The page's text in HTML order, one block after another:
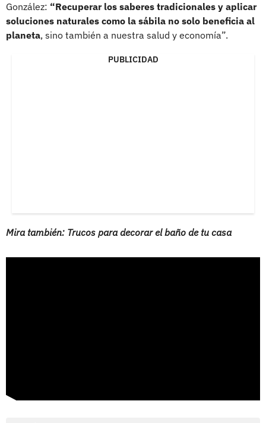
González: “Recuperar los saberes tradicionales y aplicar
soluciones naturales como la sábila no solo beneficia al
planeta, sino también a nuestra salud y economía”.
PUBLICIDAD
Mira también: Trucos para decorar el baño de tu casa